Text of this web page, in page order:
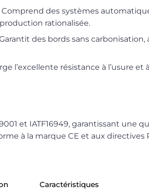
Comprend des systèmes
rationalisée.
des bords sans
l’excellente résistance à l’usure
et IATF16949, garantissant une
à la marque CE et aux directives
Caractéristiques